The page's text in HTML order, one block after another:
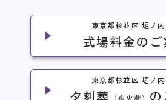
東京都杉並区 堀ノ
式場料金のご
東京都杉並区 堀ノ
夕刻葬